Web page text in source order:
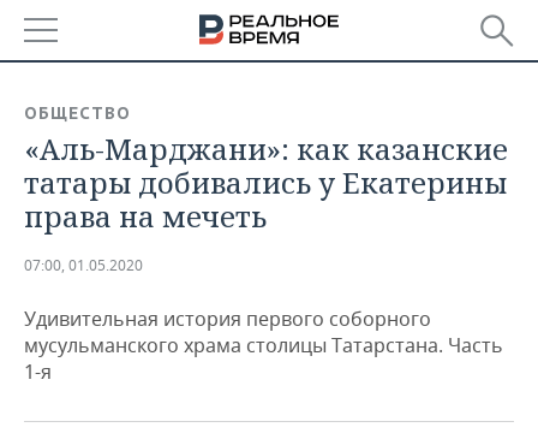
БАШКОРТОСТАН
ТАТАРСТАН
НОВОСТИ
АНАЛИТИКА
ДЕКЛАРАЦИИ О ДОХОДАХ
КОРОЛИ ГОСЗАКАЗА ПФО
ВУЗЫ ТАТАРСТАНА
НОВОСТИ ЭКОНОМИКИ
ФИНАНСЫ
БАНКИ
ПРОМЫШЛЕННОСТЬ
НОВОСТИ
ПРОМЫШЛЕННОСТИ
НЕДВИЖИМОСТЬ
НОВОСТИ НЕДВИЖИМОСТИ
АВТО
ОБЩЕСТВО
«Аль-Марджани»: как казанские
татары добивались у Екатерины
права на мечеть
07:00, 01.05.2020
Удивительная история первого соборного
мусульманского храма столицы Татарстана. Часть
1-я